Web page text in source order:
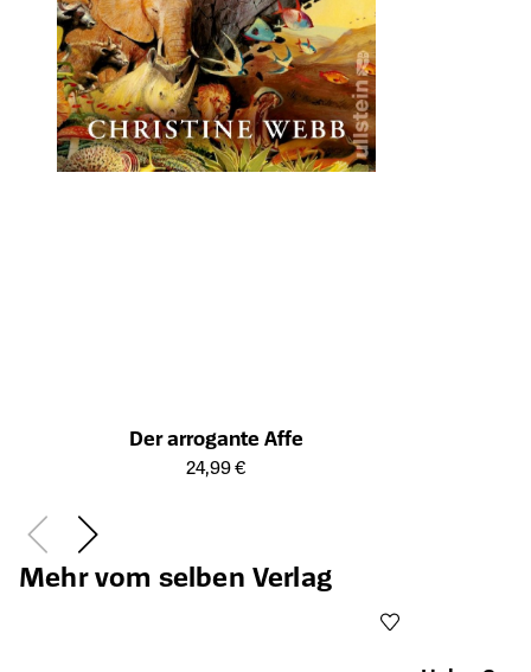
Der arrogante Affe
Öffnet die Detailseite des Produkts
24,99 €
Mehr vom selben Verlag